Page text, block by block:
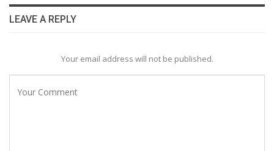
LEAVE A REPLY
Your email address will not be published.